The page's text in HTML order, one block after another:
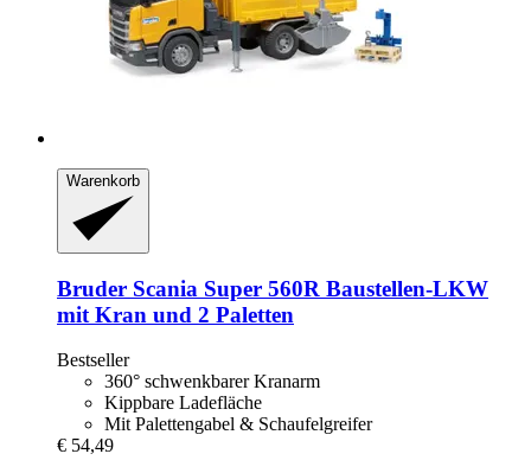
Warenkorb
Bruder Scania Super 560R Baustellen-​LKW
mit Kran und 2 Paletten
Bestseller
360° schwenkbarer Kranarm
Kippbare Ladefläche
Mit Palettengabel & Schaufelgreifer
€ 54,49